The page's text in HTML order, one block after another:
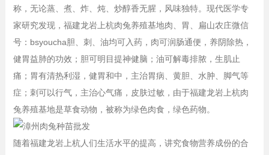
称，无论蒸、煮、炸、炖、炒醇香无腥，风味独特。现代医学专
家研究发现，福建龙岩上杭肉兔养殖基地肉、胃、扁山农庄微信
号：bsyoucha胆、刺、油均可入药，肉可润肠通便，养阴除热，
健胃益肺的功效；胆可明目提神健脑；油可解毒排脓，生肌止
痛；胃有清热利湿，健胃和中，主治胃病、黄胆、水肿、脚气等
症；刺可以行气，主治心气痛，皮肤过敏，由于福建龙岩上杭肉
兔养殖基地是草食动物，被称为绿色肉食，绿色药物。
随着福建龙岩上杭人们生活水平的提高，讲究食物营养成份的合